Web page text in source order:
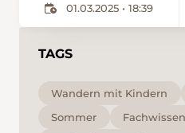
01.03.2025 • 18:39
TAGS
Wandern mit Kindern
Sommer
Fachwissen